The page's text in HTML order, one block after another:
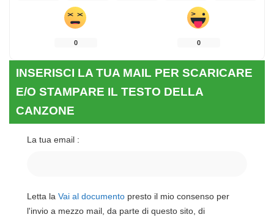
0 0
INSERISCI LA TUA MAIL PER SCARICARE
E/O STAMPARE IL TESTO DELLA
CANZONE
La tua email :
Letta la Vai al documentopresto il mio consenso per
l'invio a mezzo mail, da parte di questo sito, di